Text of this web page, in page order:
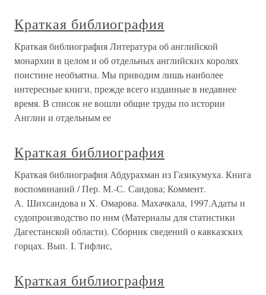
Краткая библиография
Краткая библиография Литература об английской
монархии в целом и об отдельных английских королях
поистине необъятна. Мы приводим лишь наиболее
интересные книги, прежде всего изданные в недавнее
время. В список не вошли общие труды по истории
Англии и отдельным ее
Краткая библиография
Краткая библиография Абдурахман из Газикумуха. Книга
воспоминаний / Пер. М.-С. Саидова; Коммент.
А. Шихсаидова и X. Омарова. Махачкала, 1997.Адаты и
судопроизводство по ним (Материалы для статистики
Дагестанской области). Сборник сведений о кавказских
горцах. Вып. I. Тифлис,
Краткая библиография